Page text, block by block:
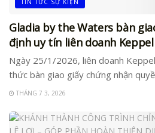
TIN TỨC SỰ KIỆN
Gladia by the Waters bàn
định uy tín liên doanh
Ngày 25/1/2026, liên doanh
thức bàn giao giấy chứng nhận
THÁNG 7 3, 2026